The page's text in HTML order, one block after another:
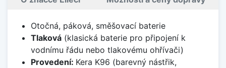
Otočná, páková, směšovací baterie
Tlaková(klasická baterie pro připojení k
vodnímu řádu nebo tlakovému ohřívači)
Provedení: Kera K96 (barevný nástřik,